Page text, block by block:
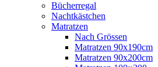
Bücherregal
Nachtkästchen
Matratzen
Nach Grössen
Matratzen 90x190cm
Matratzen 90x200cm